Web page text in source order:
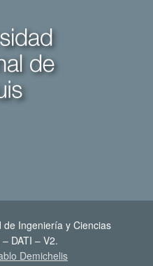
Ingeniería y Ciencias
DATI – V2.
Demichelis